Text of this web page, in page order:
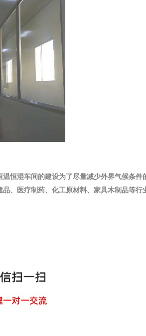
恒湿车间的建设为了尽量减少外界气候条
、医疗制药、化工原材料、家具木制品等行